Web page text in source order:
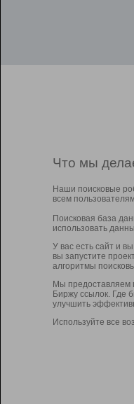
Что мы
Наши поисковые
всем
Поисковая база
использовать
У вас есть сайт и
вы запустите
алгоритмы
Мы предоставляем
Биржу ссылок. Где
улучшить
Используйте все